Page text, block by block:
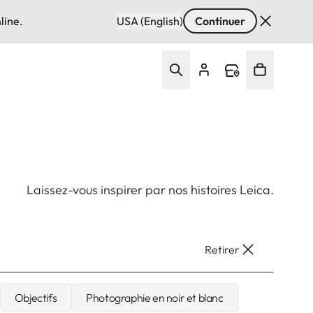
USA (English) Continuer
Laissez-vous inspirer par nos histoires Leica.
Retirer
Objectifs Photographie en noir et blanc